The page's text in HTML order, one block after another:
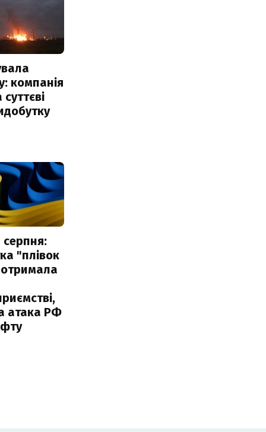
компанія
"плівок
атака РФ